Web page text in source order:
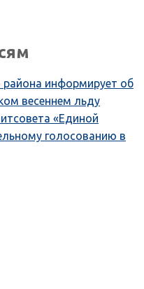
района информирует об
весеннем льду
«Единой
голосованию в